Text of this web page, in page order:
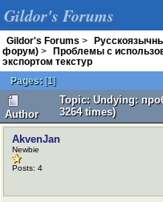
Gildor's Forums
Gildor's Forums >
форум) > Проблемы с
экспортом текстур
Pages: [1]
Author
Topic: Undying:
3264 times)
AkvenJan
Newbie
Posts: 4